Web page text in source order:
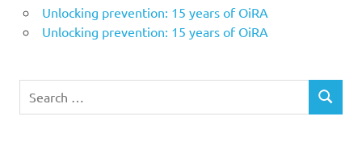
Unlocking prevention: 15 years of OiRA
Unlocking prevention: 15 years of OiRA
SEARCH